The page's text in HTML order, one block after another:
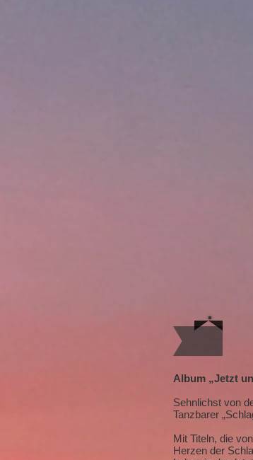
Album „Jetzt
Sehnlichst von
Tanzbarer
Mit Titeln, die
Herzen der